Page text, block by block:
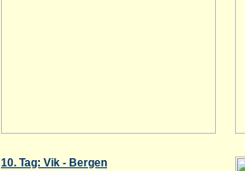
10. Tag: Vik - Bergen